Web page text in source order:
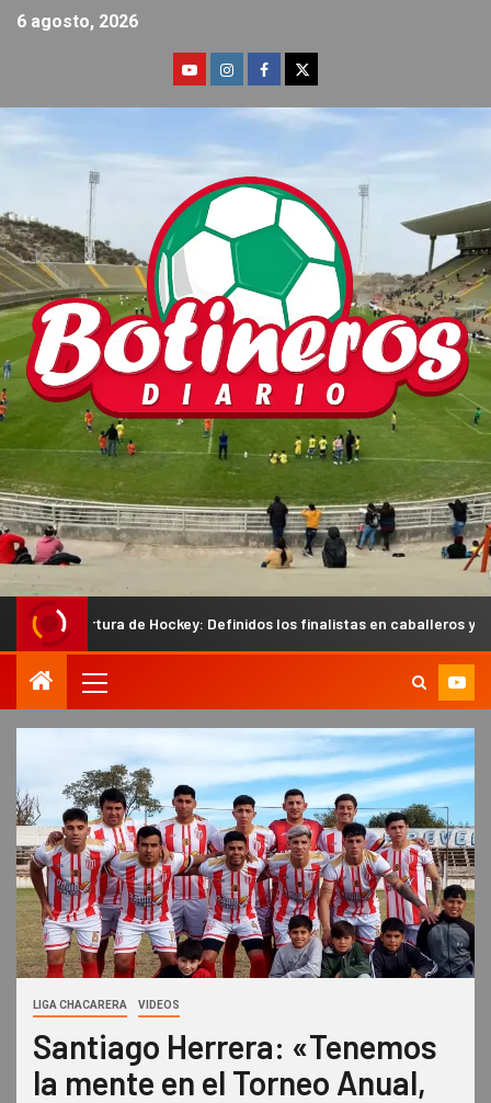
6 agosto, 2026
de Hockey: Definidos los finalistas en caballeros y los semifinalistas
LIGA CHACARERA VIDEOS
Santiago Herrera: «Tenemos
la mente en el Torneo Anual,